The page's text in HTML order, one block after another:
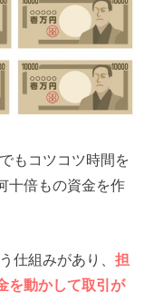
もコツコツ時間を
十倍もの資金を作
仕組みがあり、担
を動かして取引が